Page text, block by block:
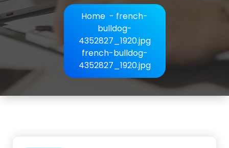
Home - french-
bulldog-
4352827_1920.jpg
french-bulldog-
4352827_1920.jpg